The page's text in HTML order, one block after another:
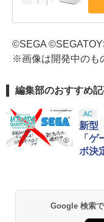
©SEGA
※画像は開発中のも
編集部のおすすめ
AC
新型
「
ボ決
Google 検索